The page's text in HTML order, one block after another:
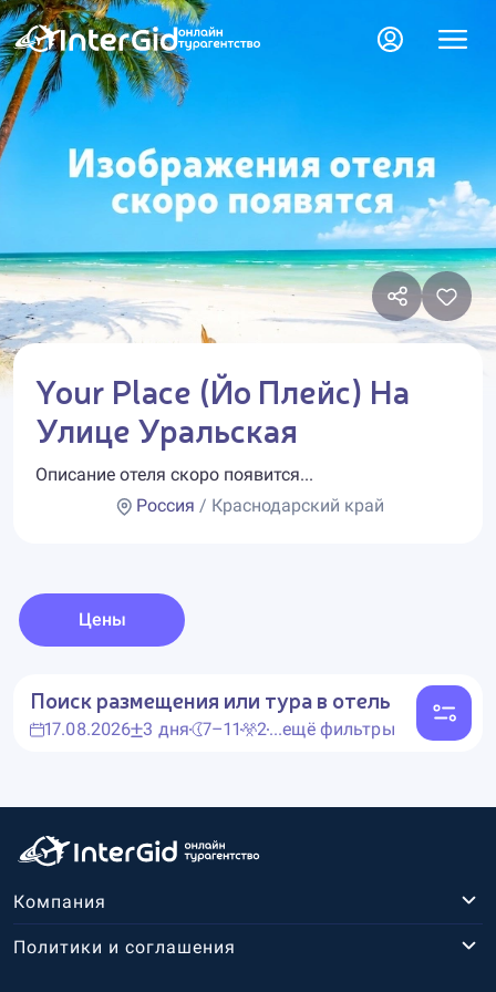
Your Place (Йо Плейс) На
Улице Уральская
Описание отеля скоро появится...
Россия / Краснодарский край
Цены
Поиск размещения или тура в отель
17.08.2026 3 дня 7–11 2...ещё фильтры
Компания
Политики и соглашения